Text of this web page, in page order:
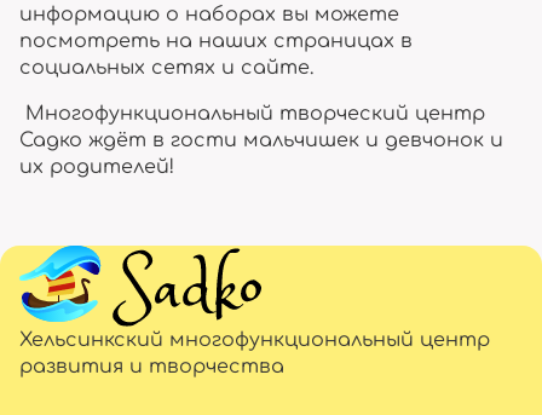
информацию о наборах вы можете
посмотреть на наших страницах в
социальных сетях и сайте.
Многофункциональный творческий центр
Садко ждёт в гости мальчишек и девчонок и
их родителей!
Хельсинкский многофункциональный центр
развития и творчества